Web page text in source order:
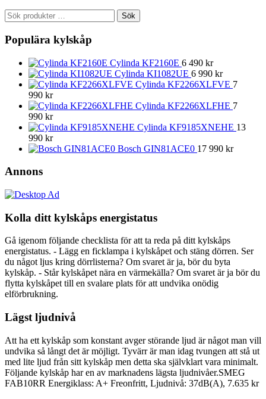
Sök
efter:
Sök
Populära kylskåp
Cylinda KF2160E 6 490 kr
Cylinda KI1082UE 6 990 kr
Cylinda KF2266XLFVE 7
990 kr
Cylinda KF2266XLFHE 7
990 kr
Cylinda KF9185XNEHE 13
990 kr
Bosch GIN81ACE0 17 990 kr
Annons
Kolla ditt kylskåps energistatus
Gå igenom följande checklista för att ta reda på ditt kylskåps
energistatus. - Lägg en ficklampa i kylskåpet och stäng dörren. Ser
du något ljus kring dörrlisterna? Om svaret är ja, bör du byta
kylskåp. - Står kylskåpet nära en värmekälla? Om svaret är ja bör du
flytta kylskåpet till en svalare plats för att undvika onödig
elförbrukning.
Lägst ljudnivå
Att ha ett kylskåp som konstant avger störande ljud är något man vill
undvika så långt det är möjligt. Tyvärr är man idag tvungen att stå ut
med lite ljud från sitt kylskåp men detta ska självklart vara minimalt.
Följande kylskåp har en av marknadens lägsta ljudnivåer.SMEG
FAB10RR Energiklass: A+ Freonfritt, Ljudnivå: 37dB(A), 7.635 kr